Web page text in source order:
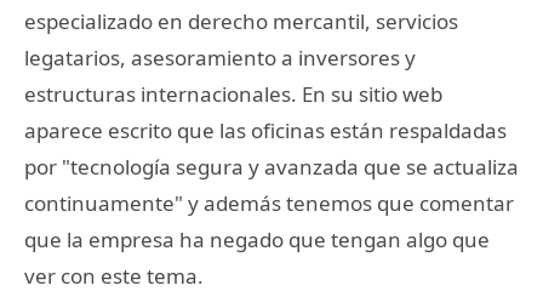
especializado en derecho mercantil, servicios
legatarios, asesoramiento a inversores y
estructuras internacionales. En su sitio web
aparece escrito que las oficinas están respaldadas
por "tecnología segura y avanzada que se actualiza
continuamente" y además tenemos que comentar
que la empresa ha negado que tengan algo que
ver con este tema.